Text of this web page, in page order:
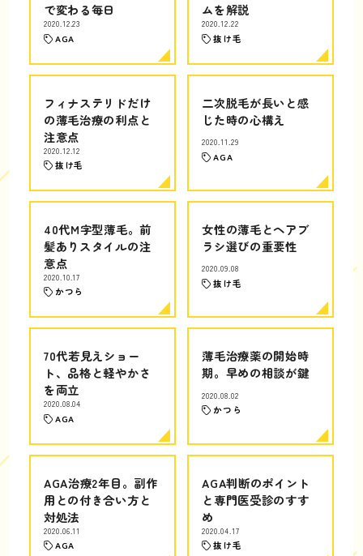
で変わる毎日
2020.12.23
AGA
ムを解説
2020.12.22
抜け毛
フィナステリドだけ
の薄毛治療の利点と
注意点
2020.12.12
抜け毛
二次脱毛が長いと感
じた時の心構え
2020.11.29
AGA
40代M字型薄毛。前
髪ありスタイルの注
意点
2020.10.17
かつら
女性の薄毛とヘアブ
ラシ選びの重要性
2020.09.08
抜け毛
70代若見えショー
ト、品格と軽やかさ
を両立
2020.08.04
AGA
薄毛治療薬の開始時
期。早めの相談が鍵
2020.08.02
かつら
AGA治療2年目。副作
用との付き合い方と
対処法
2020.06.11
AGA
AGA判断のポイント
と専門医受診のすす
め
2020.04.17
抜け毛